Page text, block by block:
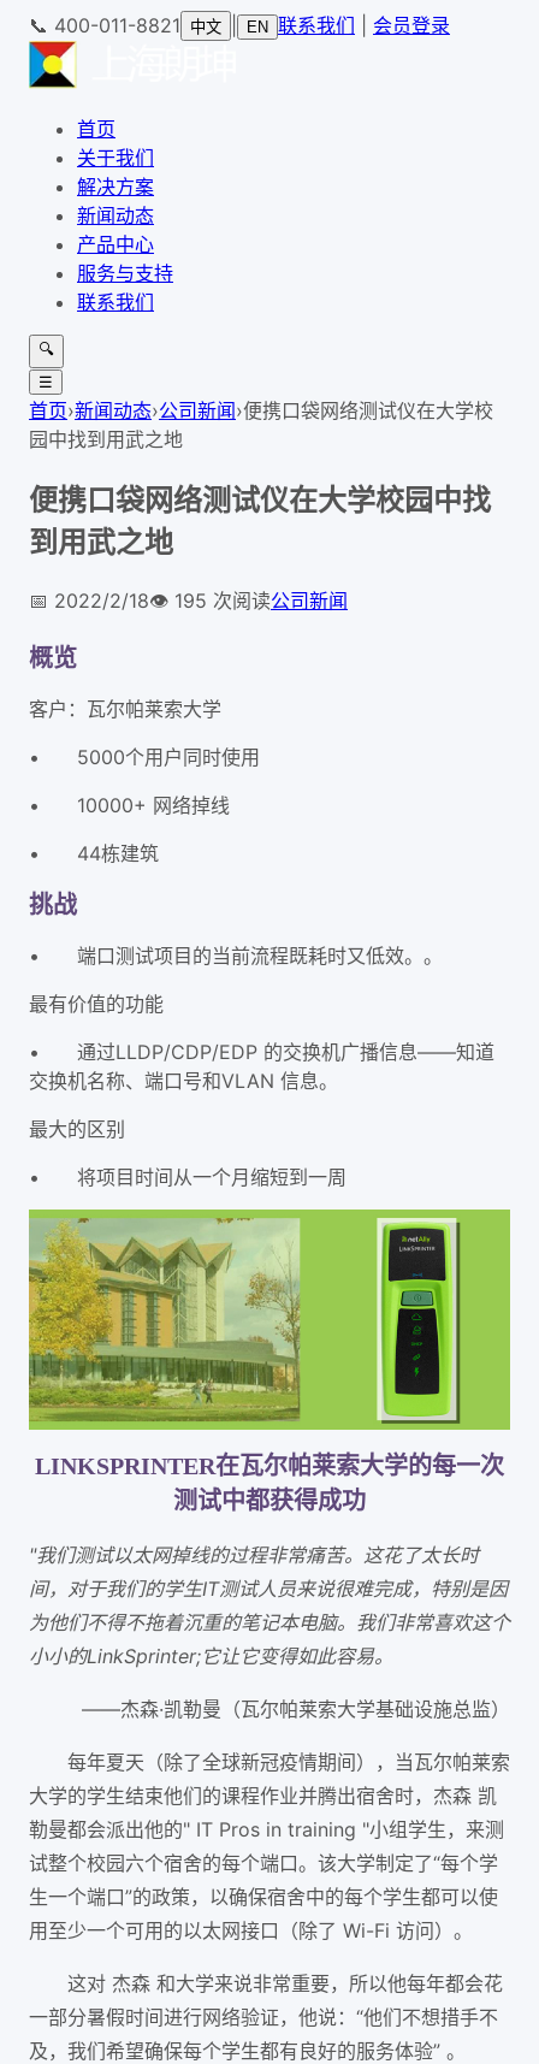
📞 400-011-8821 中文 EN 联系我们 会员登录
首页
关于我们
解决方案
新闻动态
产品中心
服务与支持
联系我们
🔍
☰
首页›新闻动态›公司新闻›便携口袋网络测试仪在大学校
园中找到用武之地
便携口袋网络测试仪在大学校园中找
到用武之地
📅 2022/2/18👁️ 195 次阅读公司新闻
概览
客户：瓦尔帕莱索大学
•
5000个用户同时使用
•
10000+ 网络掉线
•
44栋建筑
挑战
•
端口测试项目的当前流程既耗时又低效。。
最有价值的功能
•
通过LLDP/CDP/EDP 的交换机广播信息——知道
交换机名称、端口号和VLAN 信息。
最大的区别
•
将项目时间从一个月缩短到一周
LINKSPRINTER在瓦尔帕莱索大学的每一次
测试中都获得成功
"我们测试以太网掉线的过程非常痛苦。这花了太长时
间，对于我们的学生IT测试人员来说很难完成，特别是因
为他们不得不拖着沉重的笔记本电脑。我们非常喜欢这个
小小的LinkSprinter;它让它变得如此容易。
——杰森·凯勒曼（瓦尔帕莱索大学基础设施总监）
每年夏天（除了全球新冠疫情期间），当瓦尔帕莱索
大学的学生结束他们的课程作业并腾出宿舍时，杰森 凯
勒曼都会派出他的" IT Pros in training "小组学生，来测
试整个校园六个宿舍的每个端口。该大学制定了“每个学
生一个端口”的政策，以确保宿舍中的每个学生都可以使
用至少一个可用的以太网接口（除了 Wi-Fi 访问）。
这对 杰森 和大学来说非常重要，所以他每年都会花
一部分暑假时间进行网络验证，他说：“他们不想措手不
及，我们希望确保每个学生都有良好的服务体验” 。